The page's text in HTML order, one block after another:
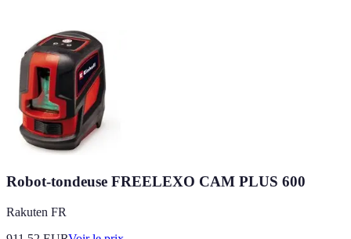
Robot-tondeuse FREELEXO CAM PLUS 600
Rakuten FR